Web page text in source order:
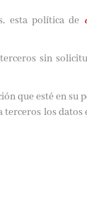
esta política de
sin
que esté en su
los